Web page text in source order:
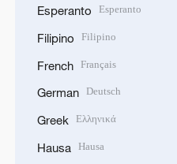
Esperanto Esperanto
Filipino Filipino
French Français
German Deutsch
Greek Ελληνικά
Hausa Hausa